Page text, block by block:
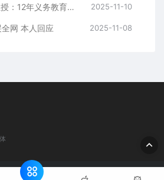
别中考了！社科院教授：12年义务教育条件已成熟 有利于培养高素质人才 2025-11-10
网 本人回应 2025-11-08
科技自媒体. All rights reserved 网站地